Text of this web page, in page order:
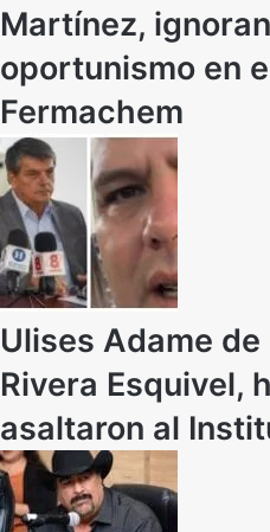
Martínez,
oportunismo en
Fermachem
Ulises Adame
Rivera Esquivel,
asaltaron al